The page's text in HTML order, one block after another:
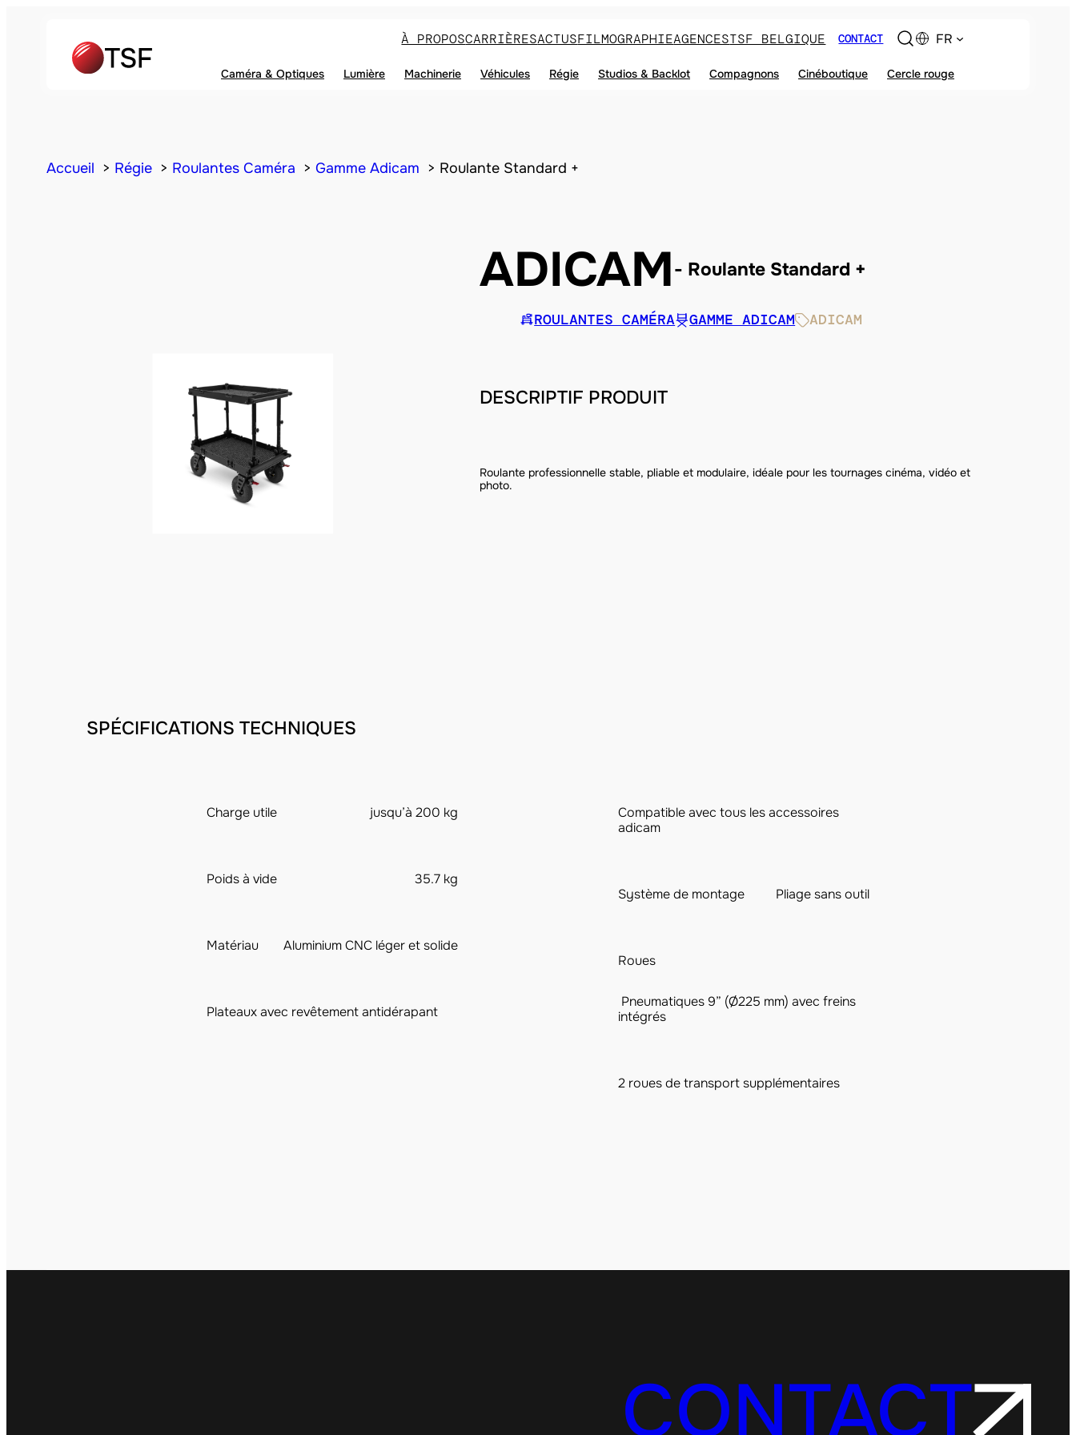
À PROPOSCARRIÈRESACTUSFILMOGRAPHIEAGENCESTSF BELGIQUE CONTACT FR
Caméra & Optiques Lumière Machinerie Véhicules Régie Studios & Backlot Compagnons Cinéboutique Cercle rouge
Accueil Régie Roulantes Caméra Gamme Adicam Roulante Standard +
ADICAM Roulante Standard +
ROULANTES CAMÉRA GAMME ADICAM ADICAM
DESCRIPTIF PRODUIT
Roulante professionnelle stable, pliable et modulaire, idéale pour les tournages cinéma, vidéo et
photo.
SPÉCIFICATIONS TECHNIQUES
Charge utile jusqu’à 200 kg
Poids à vide 35.7 kg
Matériau Aluminium CNC léger et solide
Plateaux avec revêtement antidérapant
Compatible avec tous les accessoires
adicam
Système de montage Pliage sans outil
Roues
Pneumatiques 9” (Ø225 mm) avec freins
intégrés
2 roues de transport supplémentaires
CONTACT